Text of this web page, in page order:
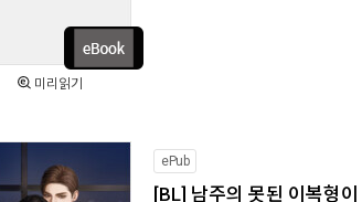
미리읽기
ePub
[BL] 남주의 못된 이복형